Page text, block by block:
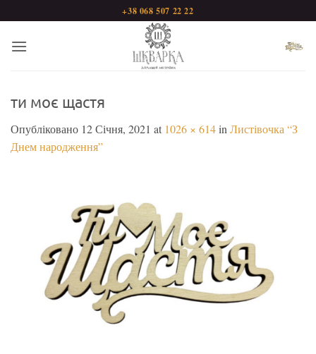
+38 068 507 22 22
ти моє щастя
Опубліковано 12 Січня, 2021 at 1026 × 614in Листівочка “З
Днем народження”